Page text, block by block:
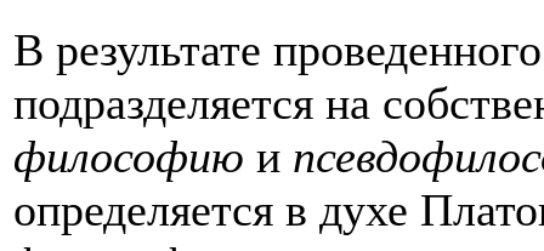
В результате
подразделяется на
философию и
определяется в духе